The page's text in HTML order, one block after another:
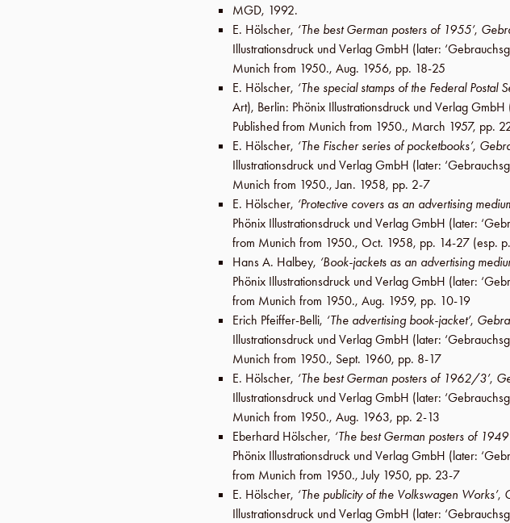
MGD, 1992.
E. Hölscher, ‘The best German posters of 1955’,
Illustrationsdruck und Verlag GmbH (later:
Munich from 1950., Aug. 1956, pp. 18-25
E. Hölscher, ‘The special stamps of the Federal Postal
Art), Berlin: Phönix Illustrationsdruck und Verlag GmbH
Published from Munich from 1950., March 1957, pp.
E. Hölscher, ‘The Fischer series of pocketbooks’,
Illustrationsdruck und Verlag GmbH (later:
Munich from 1950.,Jan. 1958, pp. 2-7
E. Hölscher, ‘Protective covers as an advertising
Phönix Illustrationsdruck und Verlag GmbH (later:
from Munich from 1950., Oct. 1958, pp. 14-27 (esp.
Hans A. Halbey, ‘Book-jackets as an advertising
Phönix Illustrationsdruck und Verlag GmbH (later:
from Munich from 1950., Aug. 1959, pp. 10-19
Erich Pfeiffer-Belli, ‘The advertising book-jacket’,
Illustrationsdruck und Verlag GmbH (later:
Munich from 1950., Sept. 1960, pp. 8-17
E. Hölscher, ‘The best German posters of 1962/3’,
Illustrationsdruck und Verlag GmbH (later:
Munich from 1950., Aug. 1963, pp. 2-13
Eberhard Hölscher, ‘The best German posters of
Phönix Illustrationsdruck und Verlag GmbH (later:
from Munich from 1950.,July 1950, pp. 23-7
E. Hölscher, ‘The publicity of the Volkswagen Works’,
Illustrationsdruck und Verlag GmbH (later: